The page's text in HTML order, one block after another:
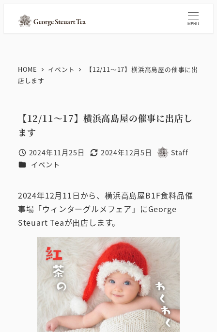
MENU
HOME イベント
【12/11～17】横浜高島屋の催事に出
店します
【12/11～17】横浜高島屋の催事に出店し
ます
投稿日
2024年11月25日
更新日
2024年12月5日
著
Staff
カテゴリー
イベント
2024年12月11日から、横浜高島屋B1F食料品催
事場「ウィンターグルメフェア」にGeorge
Steuart Teaが出店します。